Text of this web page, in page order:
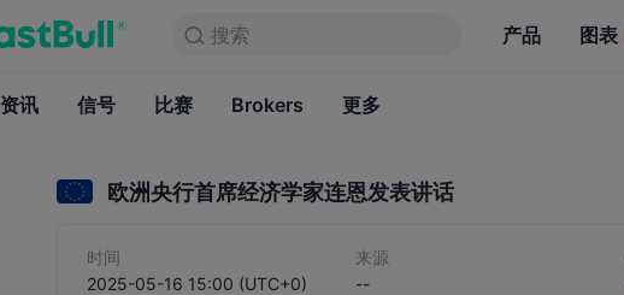
搜索 产品 图表
资讯 信号
搜索
资讯 信号 比赛 Brokers 更多
欧洲央行首席经济学家连恩发表讲话
时间
2025-05-16 15:00 (UTC+0)
来源
--